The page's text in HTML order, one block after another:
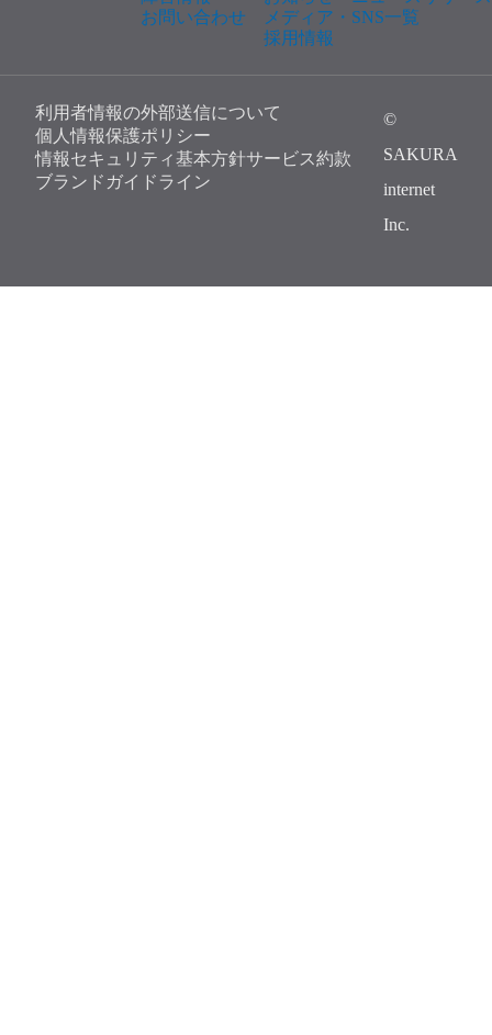
お問い合わせ
メディア・SNS一覧
採用情報
利用者情報の外部送信について
個人情報保護ポリシー
情報セキュリティ基本方針サービス約款
ブランドガイドライン
©
SAKURA
internet
Inc.